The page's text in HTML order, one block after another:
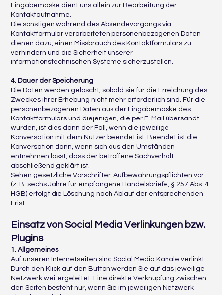
Eingabemaske dient uns allein zur Bearbeitung der
Kontaktaufnahme.
Die sonstigen während des Absendevorgangs via
Kontaktformular verarbeiteten personenbezogenen Daten
dienen dazu, einen Missbrauch des Kontaktformulars zu
verhindern und die Sicherheit unserer
informationstechnischen Systeme sicherzustellen.
4. Dauer der Speicherung
Die Daten werden gelöscht, sobald sie für die Erreichung des
Zweckes ihrer Erhebung nicht mehr erforderlich sind. Für die
personenbezogenen Daten aus der Eingabemaske des
Kontaktformulars und diejenigen, die per E-Mail übersandt
wurden, ist dies dann der Fall, wenn die jeweilige
Konversation mit dem Nutzer beendet ist. Beendet ist die
Konversation dann, wenn sich aus den Umständen
entnehmen lässt, dass der betroffene Sachverhalt
abschließend geklärt ist.
Sehen gesetzliche Vorschriften Aufbewahrungspflichten vor
(z. B. sechs Jahre für empfangene Handelsbriefe, § 257 Abs. 4
HGB) erfolgt die Löschung nach Ablauf der entsprechenden
Frist.
Einsatz von Social Media Verlinkungen bzw.
Plugins
1. Allgemeines
Auf unseren Internetseiten sind Social Media Kanäle verlinkt.
Durch den Klick auf den Button werden Sie auf das jeweilige
Netzwerk weitergeleitet. Eine direkte Verknüpfung zwischen
den Seiten besteht nur, wenn Sie im jeweiligen Netzwerk